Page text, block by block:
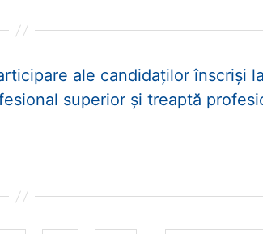
ale candidaților înscriși la
superior și treaptă